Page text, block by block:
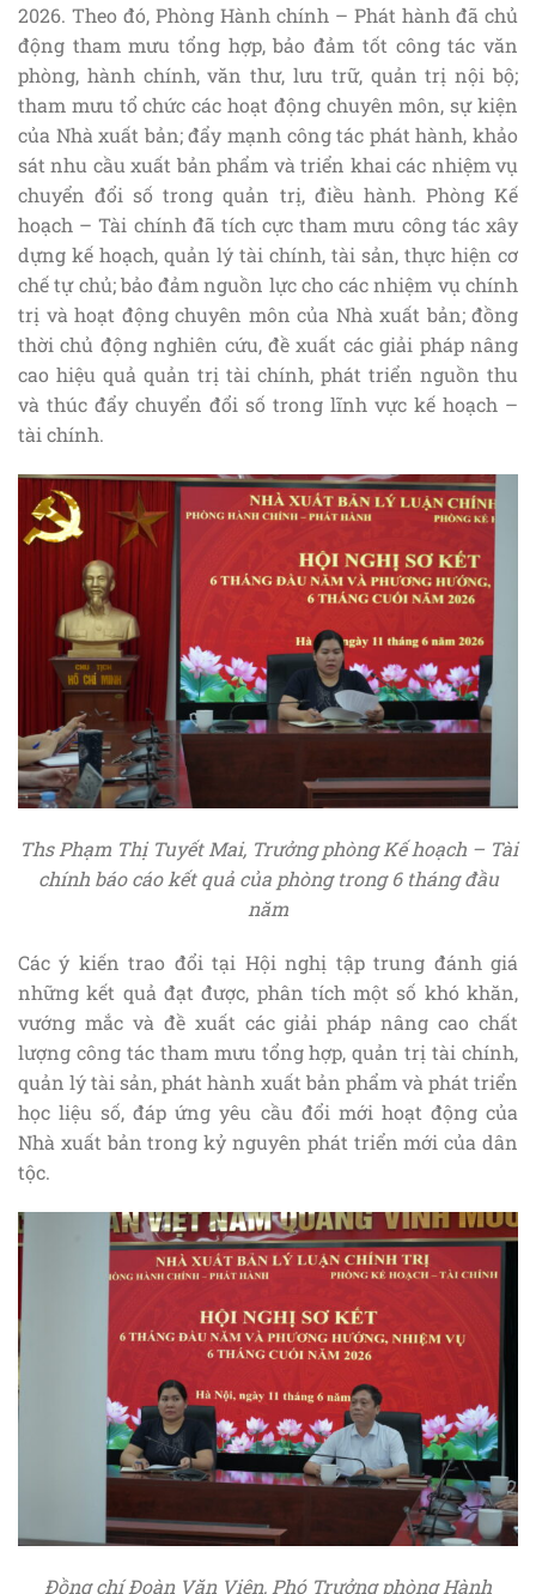
2026. Theo đó, Phòng Hành chính – Phát hành đã chủ
động tham mưu tổng hợp, bảo đảm tốt công tác văn
phòng, hành chính, văn thư, lưu trữ, quản trị nội bộ;
tham mưu tổ chức các hoạt động chuyên môn, sự kiện
của Nhà xuất bản; đẩy mạnh công tác phát hành, khảo
sát nhu cầu xuất bản phẩm và triển khai các nhiệm vụ
chuyển đổi số trong quản trị, điều hành. Phòng Kế
hoạch – Tài chính đã tích cực tham mưu công tác xây
dựng kế hoạch, quản lý tài chính, tài sản, thực hiện cơ
chế tự chủ; bảo đảm nguồn lực cho các nhiệm vụ chính
trị và hoạt động chuyên môn của Nhà xuất bản; đồng
thời chủ động nghiên cứu, đề xuất các giải pháp nâng
cao hiệu quả quản trị tài chính, phát triển nguồn thu
và thúc đẩy chuyển đổi số trong lĩnh vực kế hoạch –
tài chính.
Ths Phạm Thị Tuyết Mai, Trưởng phòng Kế hoạch – Tài
chính báo cáo kết quả của phòng trong 6 tháng đầu
năm
Các ý kiến trao đổi tại Hội nghị tập trung đánh giá
những kết quả đạt được, phân tích một số khó khăn,
vướng mắc và đề xuất các giải pháp nâng cao chất
lượng công tác tham mưu tổng hợp, quản trị tài chính,
quản lý tài sản, phát hành xuất bản phẩm và phát triển
học liệu số, đáp ứng yêu cầu đổi mới hoạt động của
Nhà xuất bản trong kỷ nguyên phát triển mới của dân
tộc.
Đồng chí Đoàn Văn Viện, Phó Trưởng phòng Hành